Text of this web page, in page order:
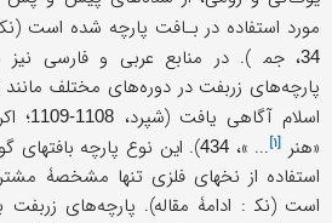
مورد استفاده در بـافت پارچه شده است
34، جم‍‍ ). در منابع عربی و فارسی نیز
پارچه‌های زربفت در دوره‌های مختلف
اسلام آگاهی یافت (شپرد، 1108-1109 ؛
«هنر [۱] ... »، 434). این نوع پارچه بافتهای
استفاده از نخهای فلزی تنها مشخصۀ
است (نک‍ : ادامۀ مقاله). پارچه‌های زربفت